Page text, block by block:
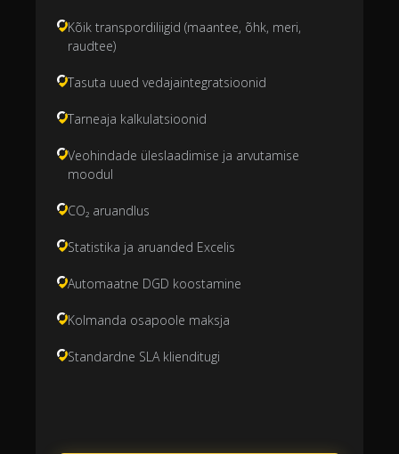
Kõik transpordiliigid (maantee, õhk, meri,
raudtee)
Tasuta uued vedajaintegratsioonid
Tarneaja kalkulatsioonid
Veohindade üleslaadimise ja arvutamise
moodul
CO₂ aruandlus
Statistika ja aruanded Excelis
Automaatne DGD koostamine
Kolmanda osapoole maksja
Standardne SLA klienditugi